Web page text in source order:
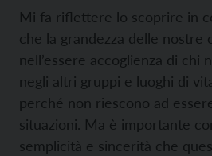
Mi fa riflettere lo scoprire in
che la grandezza delle nostre
nell’essere accoglienza di chi
negli altri gruppi e luoghi di
perché non riescono ad
situazioni. Ma è importante
semplicità e sincerità che